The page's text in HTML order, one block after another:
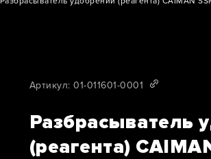
Артикул: 01-011601-0001
Разбрасыватель
(реагента)